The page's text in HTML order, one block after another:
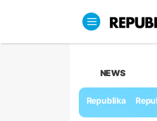
NEWS
Republika